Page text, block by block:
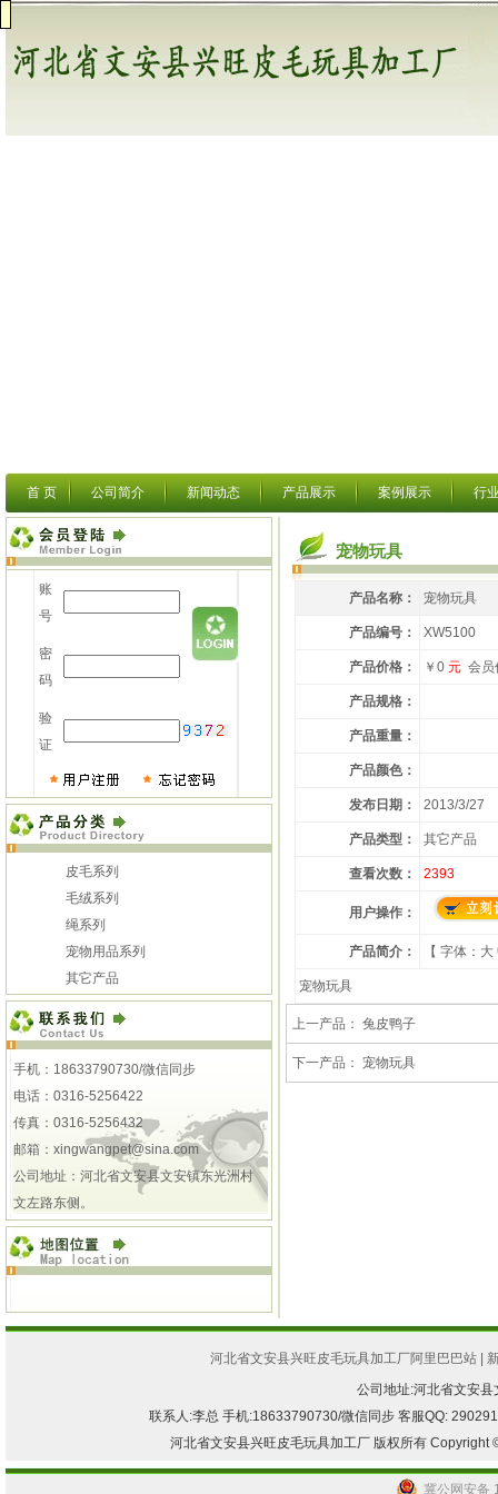
首 页 公司简介 新闻动态 产品展示 案例展示 行
账
号
密
码
验
证
皮毛系列
毛绒系列
绳系列
宠物用品系列
其它产品
手机：18633790730/微信同步
电话：0316-5256422
传真：0316-5256432
邮箱： xingwangpet@sina.com
公司地址：河北省文安县文安镇东光洲村
文左路东侧。
宠物玩具
产品名称： 宠物玩具
产品编号： XW5100
产品价格： ￥0 元会员
产品规格：
产品重量：
产品颜色：
发布日期： 2013/3/27
产品类型： 其它产品
查看次数： 2393
用户操作：
产品简介： 【 字体： 大
宠物玩具
上一产品： 兔皮鸭子
下一产品： 宠物玩具
河北省文安县兴旺皮毛玩具加工厂阿里巴巴站
公司地址:河北省文安
联系人:李总 手机:18633790730/微信同步 客服QQ:
河北省文安县兴旺皮毛玩具加工厂 版权所有
冀公网安备